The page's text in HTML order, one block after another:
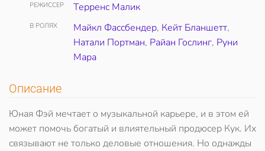
РЕЖИССЕР Терренс Малик
В РОЛЯХ Майкл Фассбендер, Кейт Бланшетт,
Натали Портман, Райан Гослинг, Руни
Мара
Описание
Юная Фэй мечтает о музыкальной карьере, и в этом ей
может помочь богатый и влиятельный продюсер Кук. Их
связывают не только деловые отношения. Но однажды